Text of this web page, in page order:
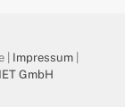
| Impressum|
GmbH